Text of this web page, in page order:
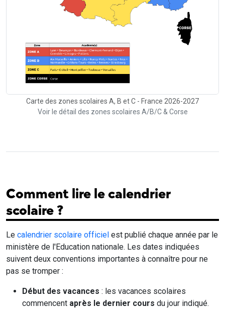
Carte des zones scolaires A, B et C - France 2026-2027
Voir le détail des zones scolaires A/B/C & Corse
Comment lire le calendrier
scolaire ?
Le calendrier scolaire officiel est publié chaque année par le
ministère de l'Education nationale. Les dates indiquées
suivent deux conventions importantes à connaître pour ne
pas se tromper :
Début des vacances : les vacances scolaires
commencent après le dernier cours du jour indiqué.